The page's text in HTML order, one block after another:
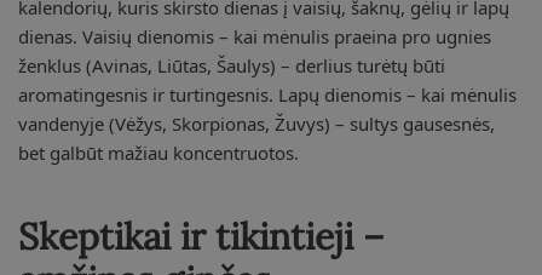
kalendorių, kuris skirsto dienas į vaisių, šaknų, gėlių ir lapų
dienas. Vaisių dienomis – kai mėnulis praeina pro ugnies
ženklus (Avinas, Liūtas, Šaulys) – derlius turėtų būti
aromatingesnis ir turtingesnis. Lapų dienomis – kai mėnulis
vandenyje (Vėžys, Skorpionas, Žuvys) – sultys gausesnės,
bet galbūt mažiau koncentruotos.
Skeptikai ir tikintieji –